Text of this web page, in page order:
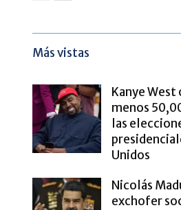
Más vistas
Kanye West
menos
las
Unidos
Nicolás
exchofer